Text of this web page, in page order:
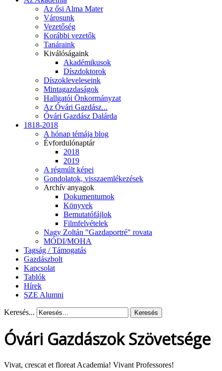
Az ősi Alma Mater
Városunk
Vezetőség
Korábbi vezetők
Tanáraink
Kiválóságaink
Akadémikusok
Díszdoktorok
Díszokleveleseink
Mintagazdaságok
Hallgatói Önkormányzat
Az Óvári Gazdász...
Óvári Gazdász Dalárda
1818-2018
A hónap témája blog
Évfordulónaptár
2018
2019
A régmúlt képei
Gondolatok, visszaemlékezések
Archív anyagok
Dokumentumok
Könyvek
Bemutatófájlok
Filmfelvételek
Nagy Zoltán "Gazdaportré" rovata
MÓDI/MOHA
Tagság / Támogatás
Gazdászbolt
Kapcsolat
Tablók
Hírek
SZE Alumni
Keresés... Keresés
Óvári Gazdászok Szövetsége
Vivat, crescat et floreat Academia! Vivant Professores!